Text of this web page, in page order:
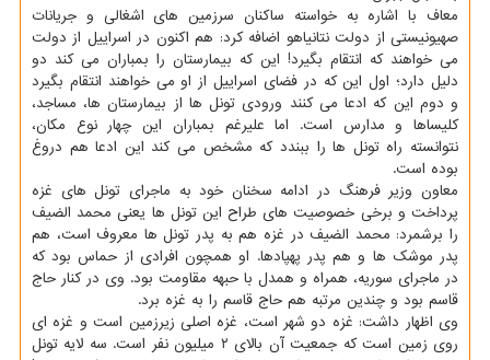
معاف با اشاره به خواسته ساکنان سرزمین های اشغالی و جریانات
صهیونیستی از دولت نتانیاهو اضافه کرد: هم اکنون در اسراییل از دولت
می خواهند که انتقام بگیرد! این که بیمارستان را بمباران می کند دو
دلیل دارد؛ اول این که در فضای اسراییل از او می خواهند انتقام بگیرد
و دوم این که ادعا می کنند ورودی تونل ها از بیمارستان ها، مساجد،
کلیساها و مدارس است. اما علیرغم بمباران این چهار نوع مکان،
نتوانسته راه تونل ها را ببندد که مشخص می کند این ادعا هم دروغ
بوده است.
معاون وزیر فرهنگ در ادامه سخنان خود به ماجرای تونل های غزه
پرداخت و برخی خصوصیت های طراح این تونل ها یعنی محمد الضیف
را برشمرد: محمد الضیف در غزه هم به پدر تونل ها معروف است، هم
پدر موشک ها و هم پدر پهپادها. او همچون افرادی از حماس بود که
در ماجرای سوریه، همراه و همدل با حبهه مقاومت بود. وی در کنار حاج
قاسم بود و چندین مرتبه هم حاج قاسم را به غزه برد.
وی اظهار داشت: غزه دو شهر است، غزه اصلی زیرزمین است و غزه ای
روی زمین است که جمعیت آن بالای ۲ میلیون نفر است. سه لایه تونل